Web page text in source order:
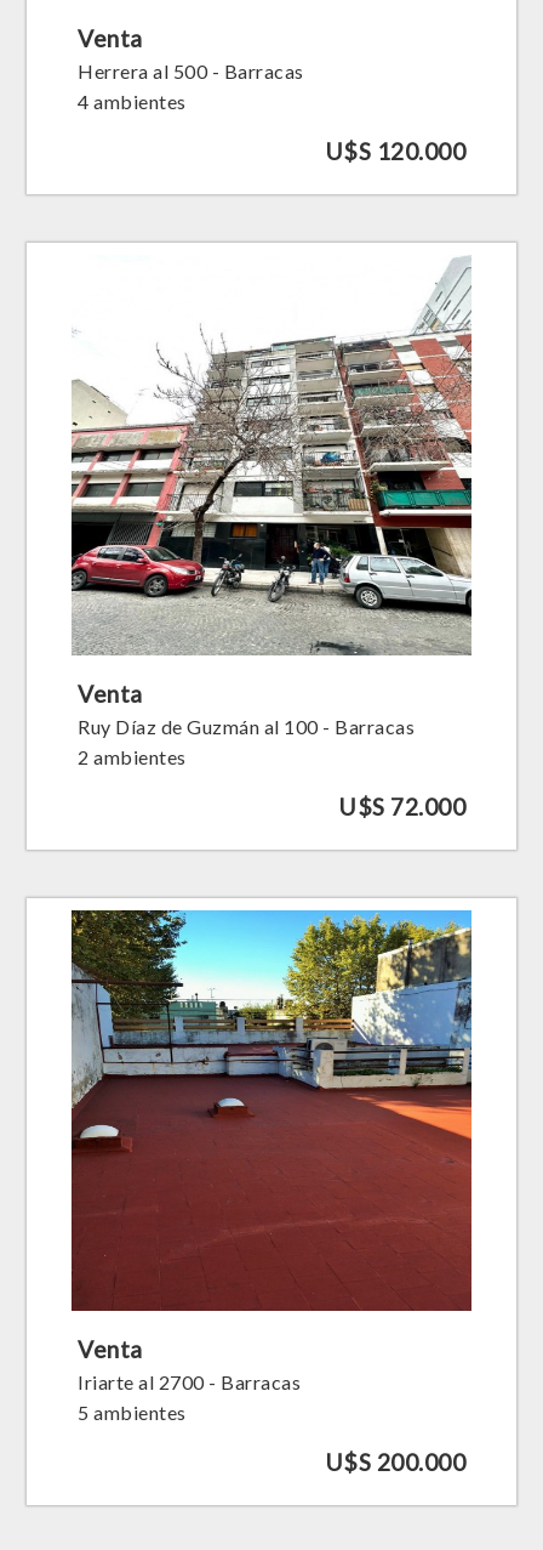
Venta
Herrera al 500 - Barracas
4 ambientes
U$S 120.000
Venta
Ruy Díaz de Guzmán al 100 - Barracas
2 ambientes
U$S 72.000
Venta
Iriarte al 2700 - Barracas
5 ambientes
U$S 200.000